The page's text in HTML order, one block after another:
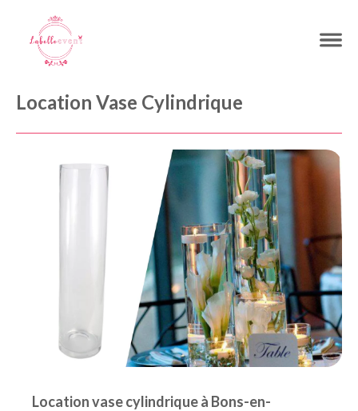
Location Vase Cylindrique
Location vase cylindrique à Bons-en-